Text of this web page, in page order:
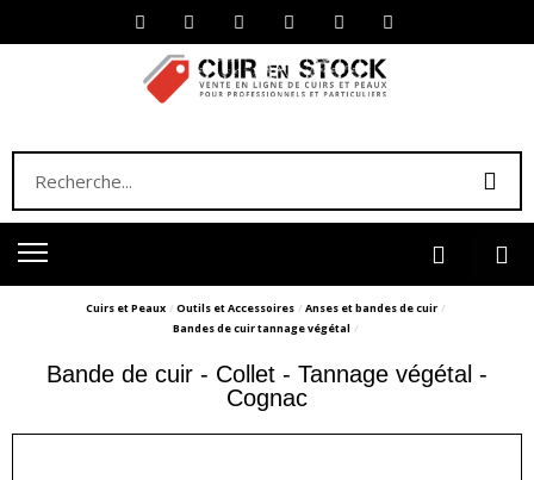
Cuirs et Peaux Outils et Accessoires
Anses et bandes de cuir
Bandes de cuir tannage végétal
Bande de cuir - Collet - Tannage végétal -
Cognac